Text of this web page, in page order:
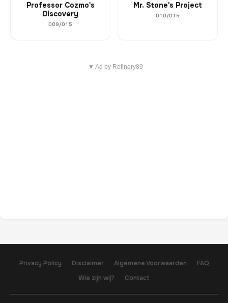
Professor Cozmo's
Discovery
009/015
Mr. Stone's Project
010/015
▼ Ad by Refinery89
Privacy Policy Disclaimer Algemene Voorwaarden
FAQ
Wie zijn wij?
Contact